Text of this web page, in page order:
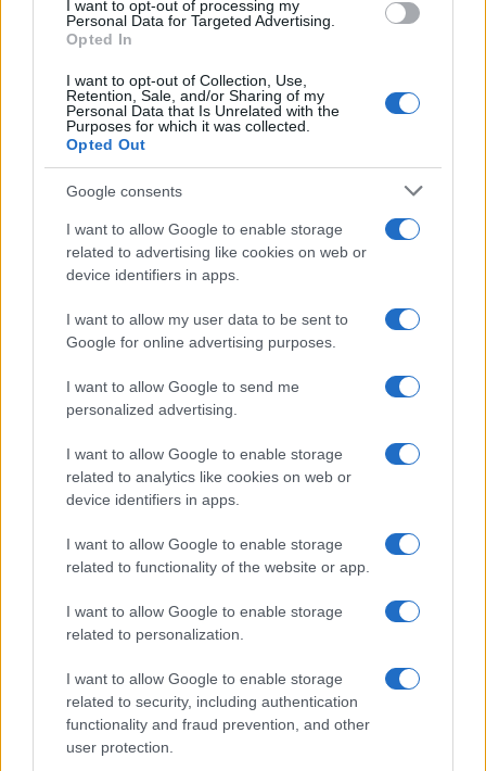
I want to opt-out of processing my
Personal Data for Targeted Advertising.
Opted In
I want to opt-out of Collection, Use,
Retention, Sale, and/or Sharing of my
Personal Data that Is Unrelated with the
Purposes for which it was collected.
Opted Out
Google consents
I want to allow Google to enable storage
related to advertising like cookies on web or
device identifiers in apps.
I want to allow my user data to be sent to
Google for online advertising purposes.
I want to allow Google to send me
personalized advertising.
I want to allow Google to enable storage
related to analytics like cookies on web or
device identifiers in apps.
I want to allow Google to enable storage
related to functionality of the website or app.
I want to allow Google to enable storage
related to personalization.
I want to allow Google to enable storage
related to security, including authentication
functionality and fraud prevention, and other
user protection.
Fare di Trump una macchietta non
vi aiuterà a capire
diRocco Todero
17 Aprile 2026, 5:58
Trump all’offensiva. Red Pill
episodio 67
diAtlantico Quotidiano
26 Febbraio 2026, 11:49
La morte dell’unipolarismo
americano? Notizia prematura